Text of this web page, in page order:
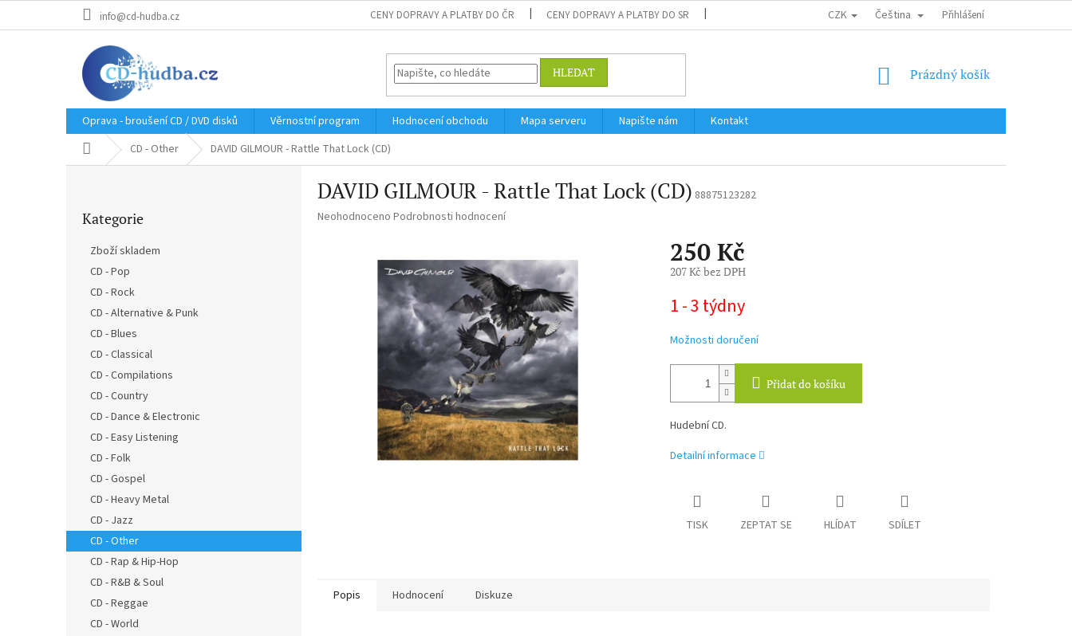
info@cd-hudba.cz CENY DOPRAVY A PLATBY DO ČR CENY DOPRAVY A PLATBY DO SR DOPRAVA DO EU / INTERNATIONAL SHIPPING OBCHODNÍ PODMÍNKY
CZK Čeština Přihlášení
HLEDAT
NÁKUPNÍ
Prázdný košík
Oprava - broušení CD / DVD disků Věrnostní program Hodnocení obchodu Mapa serveru Napište nám
Kontakt
Domů CD - Other DAVID GILMOUR - Rattle That Lock (CD)
kategorie
Kategorie
Zboží skladem
CD - Pop
CD - Rock
CD - Alternative & Punk
CD - Blues
CD - Classical
CD - Compilations
CD - Country
CD - Dance & Electronic
CD - Easy Listening
CD - Folk
CD - Gospel
CD - Heavy Metal
CD - Jazz
CD - Other
CD - Rap & Hip-Hop
CD - R&B & Soul
CD - Reggae
CD - World
DAVID GILMOUR - Rattle That Lock (CD) 88875123282
Průměrné
Neohodnoceno Podrobnosti hodnocení
250 Kč
207 Kč bez DPH
cena:
1 - 3 týdny
Možnosti doručení
Přidat do košíku
Hudební CD.
Detailní informace
TISK ZEPTAT SE HLÍDAT SDÍLET
Popis Hodnocení Diskuze